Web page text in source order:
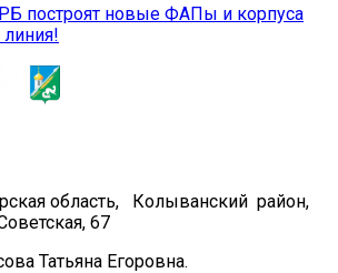
построят новые ФАПы и корпуса
область, Колыванский район,
67
Татьяна Егоровна.